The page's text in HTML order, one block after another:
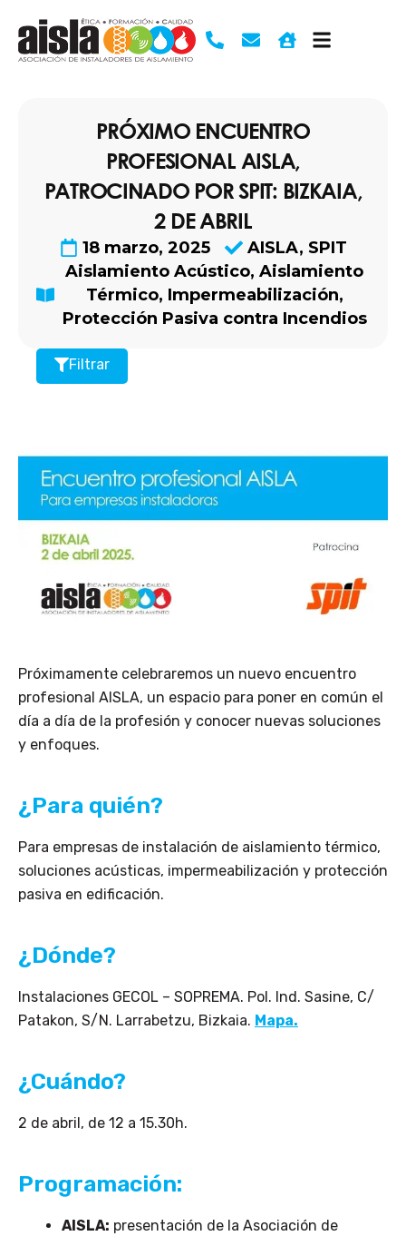
contenido
PRÓXIMO ENCUENTRO
PROFESIONAL AISLA,
PATROCINADO POR SPIT: BIZKAIA,
2 DE ABRIL
18 marzo, 2025 AISLA, SPIT
Aislamiento Acústico, Aislamiento
Térmico, Impermeabilización,
Protección Pasiva contra Incendios
Filtrar
Próximamente celebraremos un nuevo encuentro
profesional AISLA, un espacio para poner en común el
día a día de la profesión y conocer nuevas soluciones
y enfoques.
¿Para quién?
Para empresas de instalación de aislamiento térmico,
soluciones acústicas, impermeabilización y protección
pasiva en edificación.
¿Dónde?
Instalaciones GECOL – SOPREMA. Pol. Ind. Sasine, C/
Patakon, S/N. Larrabetzu, Bizkaia. Mapa.
¿Cuándo?
2 de abril, de 12 a 15.30h.
Programación:
AISLA: presentación de la Asociación de